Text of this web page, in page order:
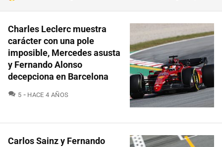
Charles Leclerc muestra
carácter con una pole
imposible, Mercedes asusta
y Fernando Alonso
decepciona en Barcelona
5 COMENTARIOS
HACE 4 AÑOS
Carlos Sainz y Fernando